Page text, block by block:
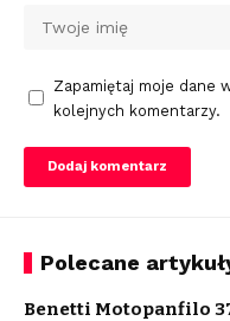
Zapamiętaj moje dane
kolejnych komentarzy.
Polecane
Benetti Motopanfilo